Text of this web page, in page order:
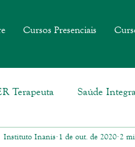
Cursos Presenciais
Terapeuta Saúde
Instituto Inanis 1 de out. de 2020 2